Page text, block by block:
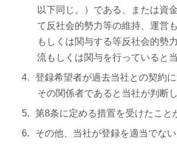
以下同じ。）である、または資
て反社会的勢力等の維持、運営
もしくは関与する等反社会的勢
流もしくは関与を行っていると
登録希望者が過去当社との契約
その関係者であると当社が判断
第8条に定める措置を受けたこと
その他、当社が登録を適当でな